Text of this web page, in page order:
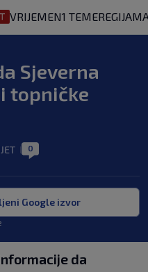
VRIJEMEN1 TEMEREGIJA
Sjeverna
topničke
0
Google izvor
da